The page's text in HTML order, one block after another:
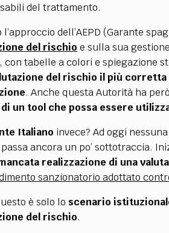
del trattamento.
l’approccio dell’AEPD (Garante
del rischio e sulla sua
con tabelle a colori e spiegazione
del rischio il più
. Anche questa Autorità ha
un tool che possa essere
Italiano invece? Ad oggi
ancora un po’ sottotraccia.
realizzazione di una
sanzionatorio adottato
è solo lo scenario
del rischio.